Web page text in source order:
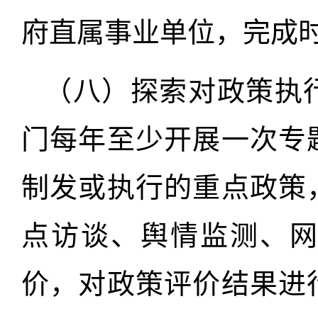
府直属事业单位，完成
（八）探索对政策
门每年至少开展一次
制发或执行的重点政
点访谈、舆情监测、
价，对政策评价结果